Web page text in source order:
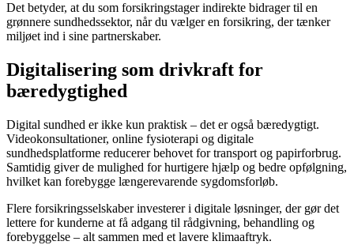
Det betyder, at du som forsikringstager indirekte bidrager til en
grønnere sundhedssektor, når du vælger en forsikring, der tænker
miljøet ind i sine partnerskaber.
Digitalisering som drivkraft for
bæredygtighed
Digital sundhed er ikke kun praktisk – det er også bæredygtigt.
Videokonsultationer, online fysioterapi og digitale
sundhedsplatforme reducerer behovet for transport og papirforbrug.
Samtidig giver de mulighed for hurtigere hjælp og bedre opfølgning,
hvilket kan forebygge længerevarende sygdomsforløb.
Flere forsikringsselskaber investerer i digitale løsninger, der gør det
lettere for kunderne at få adgang til rådgivning, behandling og
forebyggelse – alt sammen med et lavere klimaaftryk.